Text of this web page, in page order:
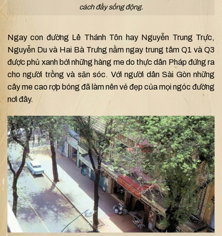
cách đầy sống động.
Ngay con đường Lê Thánh Tôn hay Nguyễn Trung Trực,
Nguyễn Du và Hai Bà Trưng nằm ngay trung tâm Q1 và Q3
được phủ xanh bởi những hàng me do thực dân Pháp đứng ra
cho người trồng và săn sóc. Với người dân Sài Gòn những
cây me cao rợp bóng đã làm nên vẻ đẹp của mọi ngóc đường
nơi đây.